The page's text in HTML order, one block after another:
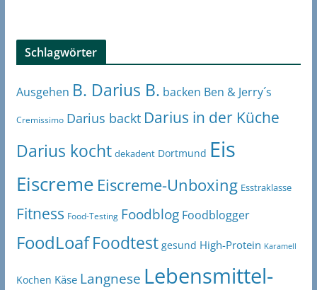
Schlagwörter
Ausgehen B. Darius B. backen Ben & Jerry´s
Cremissimo Darius backt Darius in der Küche
Darius kocht dekadent Dortmund Eis
Eiscreme Eiscreme-Unboxing Esstraklasse
Fitness Food-Testing Foodblog Foodblogger
FoodLoaf Foodtest gesund High-Protein Karamell
Kochen Käse Langnese Lebensmittel-